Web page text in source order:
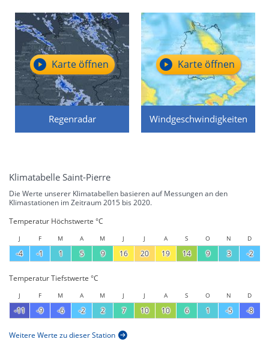
Regenradar
Karte öffnen
Windgeschwindigkeiten
Karte öffnen
Klimatabelle Saint-Pierre
Die Werte unserer Klimatabellen basieren auf Messungen an den
Klimastationen im Zeitraum 2015 bis 2020.
Temperatur Höchstwerte °C
J F M A M J J A S O N D
-4 -1 1 5 9 16 20 19 14 9 3 -2
Temperatur Tiefstwerte °C
J F M A M J J A S O N D
-11 -9 -6 -2 2 7 10 10 6 1 -5 -8
Weitere Werte zu dieser Station